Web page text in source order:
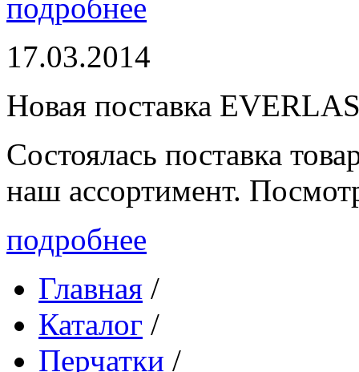
подробнее
17.03.2014
Новая поставка
Состоялась поставка
наш ассортимент.
подробнее
Главная /
Каталог /
Перчатки /